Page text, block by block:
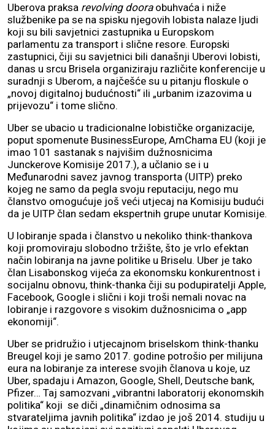
Uberova praksa revolving dooraobuhvaća i niže
službenike pa se na spisku njegovih lobista nalaze ljudi
koji su bili savjetnici zastupnika u Europskom
parlamentu za transport i slične resore. Europski
zastupnici, čiji su savjetnici bili današnji Uberovi lobisti,
danas u srcu Brisela organiziraju različite konferencije u
suradnji s Uberom, a najčešće su u pitanju floskule o
„novoj digitalnoj budućnosti“ ili „urbanim izazovima u
prijevozu“ i tome slično.
Uber se ubacio u tradicionalne lobističke organizacije,
poput spomenute BusinessEurope, AmChama EU (koji je
imao 101 sastanak s najvišim dužnosnicima
Junckerove Komisije 2017.), a učlanio se i u
Međunarodni savez javnog transporta (UITP) preko
kojeg ne samo da pegla svoju reputaciju, nego mu
članstvo omogućuje još veći utjecaj na Komisiju budući
da je UITP član sedam ekspertnih grupe unutar Komisije.
U lobiranje spada i članstvo u nekoliko think-thankova
koji promoviraju slobodno tržište, što je vrlo efektan
način lobiranja na javne politike u Briselu. Uber je tako
član Lisabonskog vijeća za ekonomsku konkurentnost i
socijalnu obnovu, think-thanka čiji su podupiratelji Apple,
Facebook, Google i slični i koji troši nemali novac na
lobiranje i razgovore s visokim dužnosnicima o „app
ekonomiji“.
Uber se pridružio i utjecajnom briselskom think-thanku
Breugel koji je samo 2017. godine potrošio per milijuna
eura na lobiranje za interese svojih članova u koje, uz
Uber, spadaju i Amazon, Google, Shell, Deutsche bank,
Pfizer… Taj samozvani „vibrantni laboratorij ekonomskih
politika“ koji se diči „dinamičnim odnosima sa
stvarateljima javnih politika“ izdao je još 2014. studiju u